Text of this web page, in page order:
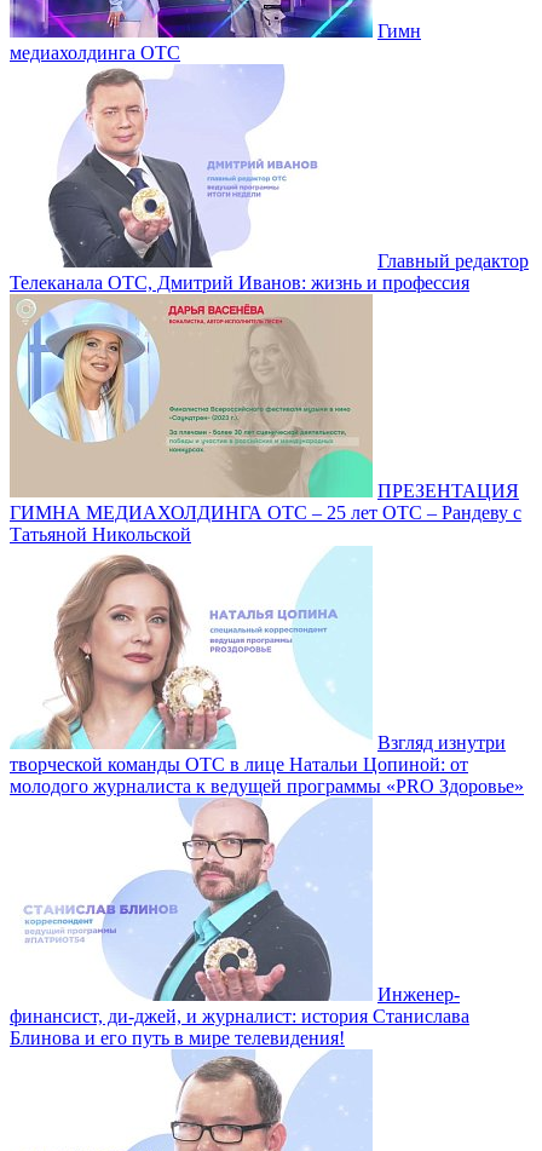
Гимн
медиахолдинга ОТС
Главный редактор
Телеканала ОТС, Дмитрий Иванов: жизнь и профессия
ПРЕЗЕНТАЦИЯ
ГИМНА МЕДИАХОЛДИНГА ОТС – 25 лет ОТС – Рандеву с
Татьяной Никольской
Взгляд изнутри
творческой команды ОТС в лице Натальи Цопиной: от
молодого журналиста к ведущей программы «PRO Здоровье»
Инженер-
финансист, ди-джей, и журналист: история Станислава
Блинова и его путь в мире телевидения!